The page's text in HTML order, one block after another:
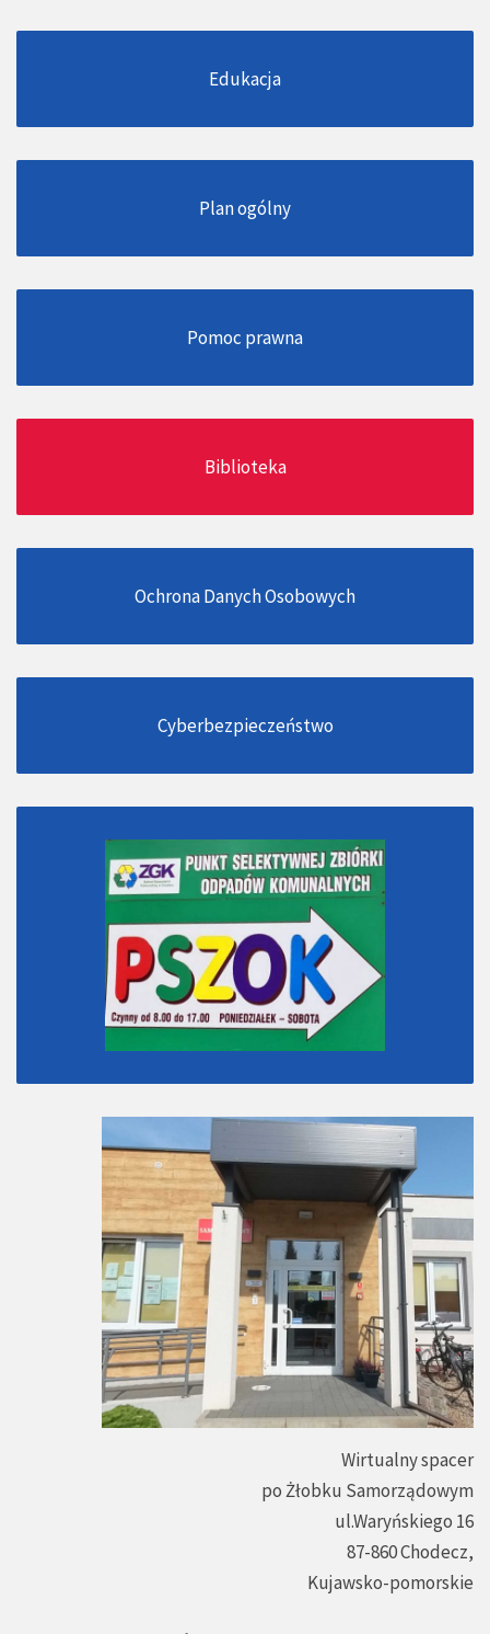
Edukacja
Plan ogólny
Pomoc prawna
Biblioteka
Ochrona Danych Osobowych
Cyberbezpieczeństwo
Wirtualny spacer
po Żłobku Samorządowym
ul.Waryńskiego 16
87-860 Chodecz,
Kujawsko-pomorskie